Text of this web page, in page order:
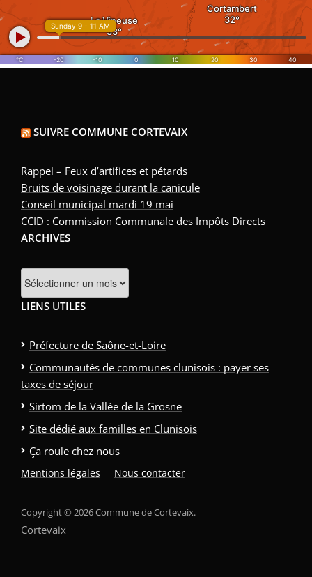
SUIVRE COMMUNE CORTEVAIX
Rappel – Feux d’artifices et pétards
Bruits de voisinage durant la canicule
Conseil municipal mardi 19 mai
CCID : Commission Communale des Impôts Directs
ARCHIVES
Archives
LIENS UTILES
Préfecture de Saône-et-Loire
Communautés de communes clunisois : payer ses
taxes de séjour
Sirtom de la Vallée de la Grosne
Site dédié aux familles en Clunisois
Ça roule chez nous
Mentions légales Nous contacter
Copyright © 2026 Commune de Cortevaix.
Cortevaix